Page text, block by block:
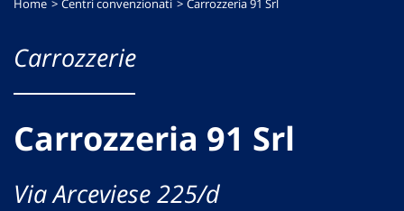
Home Centri convenzionati Carrozzeria 91 Srl
Carrozzerie
Carrozzeria 91 Srl
Via Arceviese 225/d